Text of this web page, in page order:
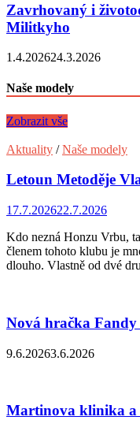
Zavrhovaný i
Militkyho
1.4.202624.3.2026
Naše modely
Zobrazit vše
Aktuality /Naše modely
Letoun Metoděje
17.7.202622.7.2026
Kdo nezná Honzu Vrbu,
členem tohoto klubu je
dlouho. Vlastně od dvé
Nová hračka
9.6.20263.6.2026
Martinova klinika a